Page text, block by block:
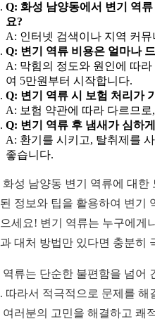
Q: 화성 남양동에서 변기 역
요?
A: 인터넷 검색이나 지역 커
Q: 변기 역류 비용은 얼마나
A: 막힘의 정도와 원인에 따
여 5만원부터 시작합니다.
Q: 변기 역류 시 보험 처리가
A: 보험 약관에 따라 다르므
Q: 변기 역류 후 냄새가 심하
A: 환기를 시키고, 탈취제를
좋습니다.
화성 남양동 변기 역류에 대
정보와 팁을 활용하여 변기
세요! 변기 역류는 누구에게
대처 방법만 있다면 충분히
역류는 단순한 불편함을 넘어
따라서 적극적으로 문제를
여러분의 고민을 해결하고 쾌